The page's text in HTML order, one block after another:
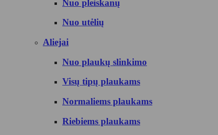
Nuo pleiskanų
Nuo utėlių
Aliejai
Nuo plaukų slinkimo
Visų tipų plaukams
Normaliems plaukams
Riebiems plaukams